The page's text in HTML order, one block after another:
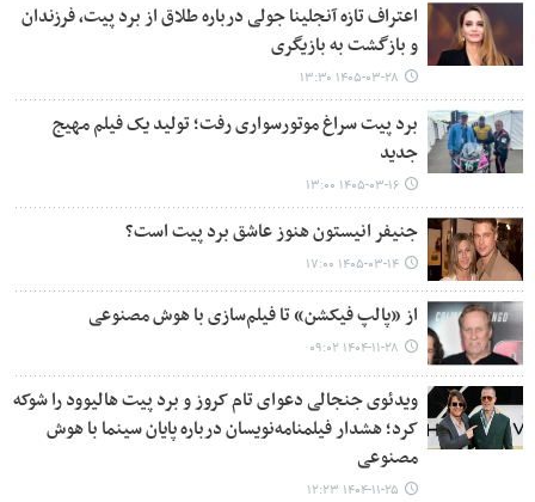
اعتراف تازه آنجلینا جولی درباره طلاق از برد پیت، فرزندان
و بازگشت به بازیگری
۱۴۰۵-۰۳-۲۸ ۱۳:۳۰
برد پیت سراغ موتورسواری رفت؛ تولید یک فیلم مهیج
جدید
۱۴۰۵-۰۳-۱۶ ۱۳:۰۰
جنیفر انیستون هنوز عاشق برد پیت است؟
۱۴۰۵-۰۳-۱۴ ۱۷:۰۰
از «پالپ فیکشن» تا فیلم‌سازی با هوش مصنوعی
۱۴۰۴-۱۱-۲۸ ۰۹:۰۲
ویدئوی جنجالی دعوای تام کروز و برد پیت هالیوود را شوکه
کرد؛ هشدار فیلمنامه‌نویسان درباره پایان سینما با هوش
مصنوعی
۱۴۰۴-۱۱-۲۵ ۱۲:۲۳